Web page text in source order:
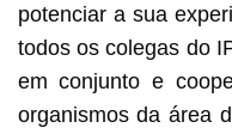
potenciar a sua
todos os colegas do
em conjunto e
organismos da área